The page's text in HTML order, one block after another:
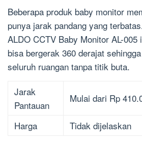
Beberapa produk baby monitor
punya jarak pandang yang
ALDO CCTV Baby Monitor AL-
bisa bergerak 360 derajat
seluruh ruangan tanpa titik buta.
Jarak
Pantauan
Mulai dari Rp
Harga Tidak dijelaskan